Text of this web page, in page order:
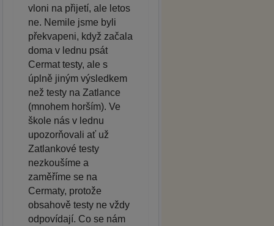
vloni na přijetí, ale letos
ne. Nemile jsme byli
překvapeni, když začala
doma v lednu psát
Cermat testy, ale s
úplně jiným výsledkem
než testy na Zatlance
(mnohem horším). Ve
škole nás v lednu
upozorňovali ať už
Zatlankové testy
nezkoušíme a
zaměříme se na
Cermaty, protože
obsahově testy ne vždy
odpovídají. Co se nám